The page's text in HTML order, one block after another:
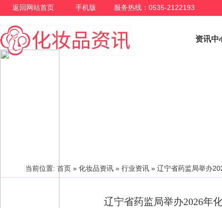
返回网站首页 手机版 服务热线：0535-2122193
资讯中
当前位置: 首页 » 化妆品资讯 » 行业资讯 » 辽宁省药监局举办
辽宁省药监局举办2026年